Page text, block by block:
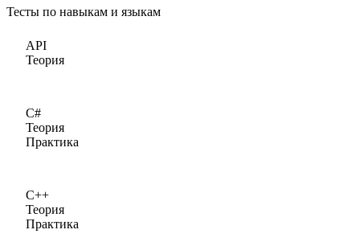
Тесты по навыкам и языкам
API
Теория
C#
Теория
Практика
C++
Теория
Практика